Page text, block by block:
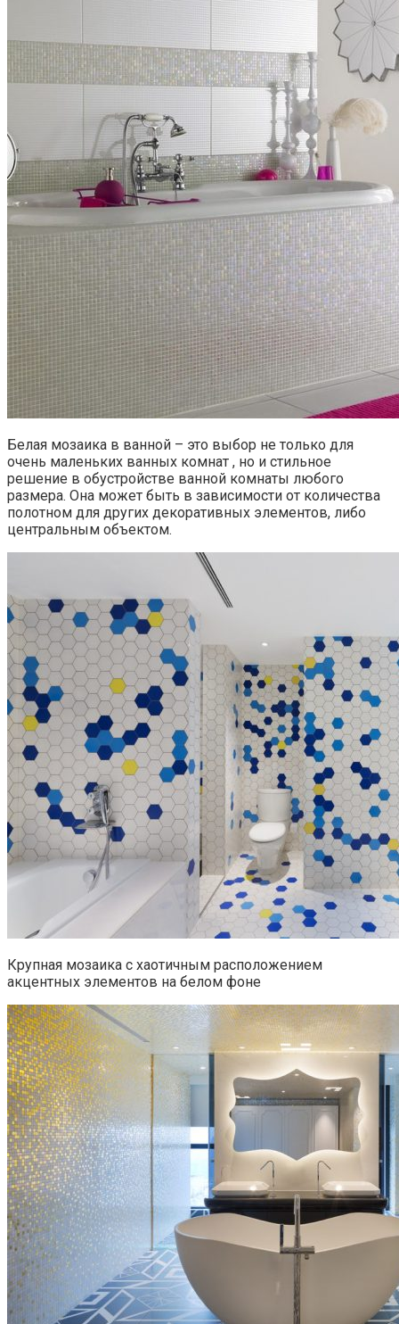
Белая мозаика в ванной – это выбор не только для
очень маленьких ванных комнат , но и стильное
решение в обустройстве ванной комнаты любого
размера. Она может быть в зависимости от количества
полотном для других декоративных элементов, либо
центральным объектом.
Крупная мозаика с хаотичным расположением
акцентных элементов на белом фоне